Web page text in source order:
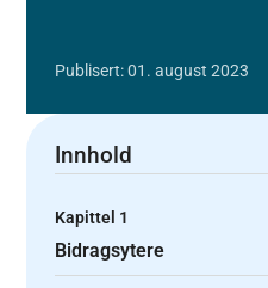
Publisert: 01. august 2023
Innhold
Kapittel 1
Bidragsytere